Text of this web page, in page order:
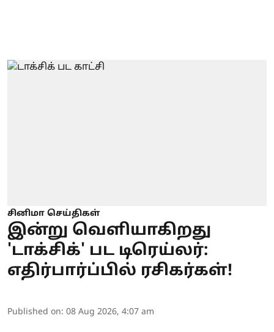
சினிமா செய்திகள்
இன்று வெளியாகிறது
'டாக்சிக்' பட டிரெய்லர்:
எதிர்பார்ப்பில் ரசிகர்கள்!
Published on: 08 Aug 2026, 4:07 am